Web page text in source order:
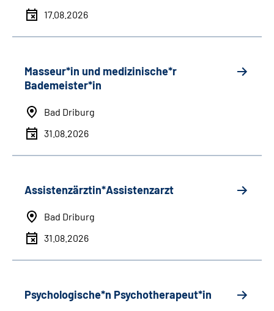
17.08.2026
Masseur*in und medizinische*r
Bademeister*in
Bad Driburg
31.08.2026
Assistenzärztin*Assistenzarzt
Bad Driburg
31.08.2026
Psychologische*n Psychotherapeut*in